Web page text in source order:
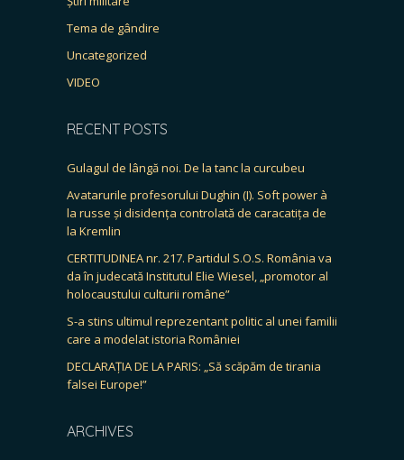
Tema de gândire
Uncategorized
VIDEO
RECENT POSTS
Gulagul de lângă noi. De la tanc la curcubeu
Avatarurile profesorului Dughin (I). Soft power à
la russe și disidența controlată de caracatița de
la Kremlin
CERTITUDINEA nr. 217. Partidul S.O.S. România va
da în judecată Institutul Elie Wiesel, „promotor al
holocaustului culturii române”
S-a stins ultimul reprezentant politic al unei familii
care a modelat istoria României
DECLARAȚIA DE LA PARIS: „Să scăpăm de tirania
falsei Europe!”
ARCHIVES